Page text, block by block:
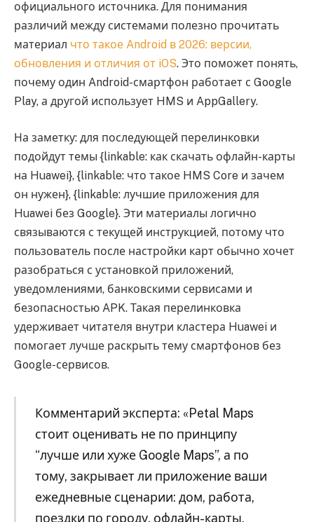
официального источника. Для понимания
различий между системами полезно прочитать
материал что такое Android в 2026: версии,
обновления и отличия от iOS. Это поможет понять,
почему один Android-смартфон работает с Google
Play, а другой использует HMS и AppGallery.
На заметку: для последующей перелинковки
подойдут темы {linkable: как скачать офлайн-карты
на Huawei}, {linkable: что такое HMS Core и зачем
он нужен}, {linkable: лучшие приложения для
Huawei без Google}. Эти материалы логично
связываются с текущей инструкцией, потому что
пользователь после настройки карт обычно хочет
разобраться с установкой приложений,
уведомлениями, банковскими сервисами и
безопасностью APK. Такая перелинковка
удерживает читателя внутри кластера Huawei и
помогает лучше раскрыть тему смартфонов без
Google-сервисов.
Комментарий эксперта: «Petal Maps
стоит оценивать не по принципу
“лучше или хуже Google Maps”, а по
тому, закрывает ли приложение ваши
ежедневные сценарии: дом, работа,
поездки по городу, офлайн-карты,